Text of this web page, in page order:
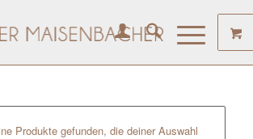
Produkte gefunden, die deiner Auswahl